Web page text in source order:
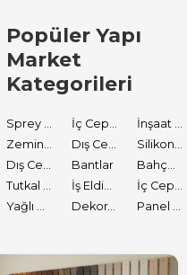
Popüler Yapı
Market
Kategorileri
Sprey Boyalar İç Cephe Astarları
İnşaat Tamir Malzemeleri
Zemin Boyası
Dış Cephe Boyaları
Silikon ve Mastikler
Dış Cephe Astarları
Bantlar
Bahçe El Aletleri
Tutkal ve Yapıştırıcılar
İş Eldiveni
İç Cephe Boyaları
Yağlı Boyalar
Dekoratif Boyalar Panel Kapı Boyası